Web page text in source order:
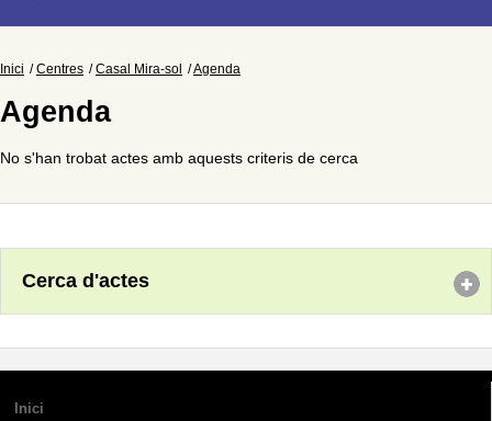
Inici Centres Casal Mira-sol Agenda
Agenda
No s'han trobat actes amb aquests criteris de cerca
Cerca d'actes
Inici